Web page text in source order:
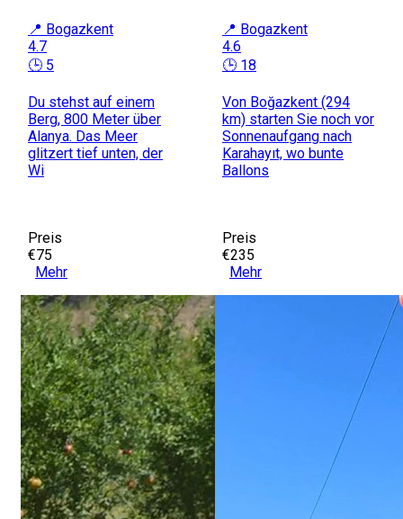
📍 Bogazkent
4.7
🕒 5
Du stehst auf einem
Berg, 800 Meter über
Alanya. Das Meer
glitzert tief unten, der
Wi
Preis
€75
Mehr
📍 Bogazkent
4.6
🕒 18
Von Boğazkent (294
km) starten Sie noch vor
Sonnenaufgang nach
Karahayıt, wo bunte
Ballons
Preis
€235
Mehr